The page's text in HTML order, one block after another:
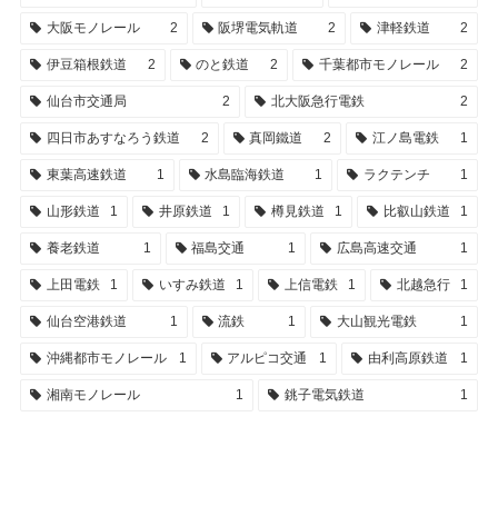
大阪モノレール 2 阪堺電気軌道 2 津軽鉄道 2
伊豆箱根鉄道 2 のと鉄道 2 千葉都市モノレール 2
仙台市交通局 2 北大阪急行電鉄 2
四日市あすなろう鉄道 2 真岡鐵道 2 江ノ島電鉄 1
東葉高速鉄道 1 水島臨海鉄道 1 ラクテンチ 1
山形鉄道 1 井原鉄道 1 樽見鉄道 1 比叡山鉄道 1
養老鉄道 1 福島交通 1 広島高速交通 1
上田電鉄 1 いすみ鉄道 1 上信電鉄 1 北越急行 1
仙台空港鉄道 1 流鉄 1 大山観光電鉄 1
沖縄都市モノレール 1 アルピコ交通 1 由利高原鉄道 1
湘南モノレール 1 銚子電気鉄道 1